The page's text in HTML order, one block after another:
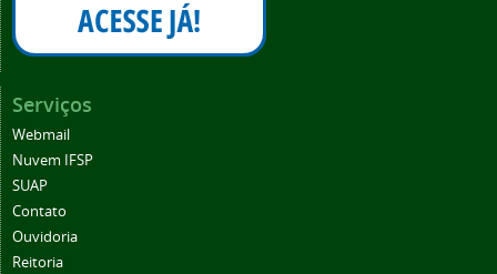
Serviços
Webmail
Nuvem IFSP
SUAP
Contato
Ouvidoria
Reitoria